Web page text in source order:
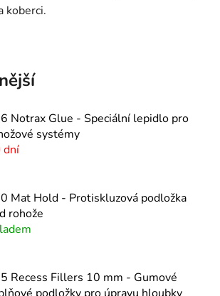
koberci.
Notrax Glue - Speciální lepidlo pro
systémy
dní
Mat Hold - Protiskluzová podložka
rohože
Recess Fillers 10 mm - Gumové
podložky pro úpravu hloubky